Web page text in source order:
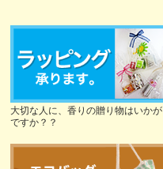
大切な人に、香りの贈り物はいかが
ですか？？